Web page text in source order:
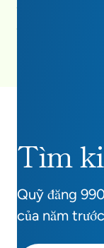
Tìm
Quỹ đăng
của năm